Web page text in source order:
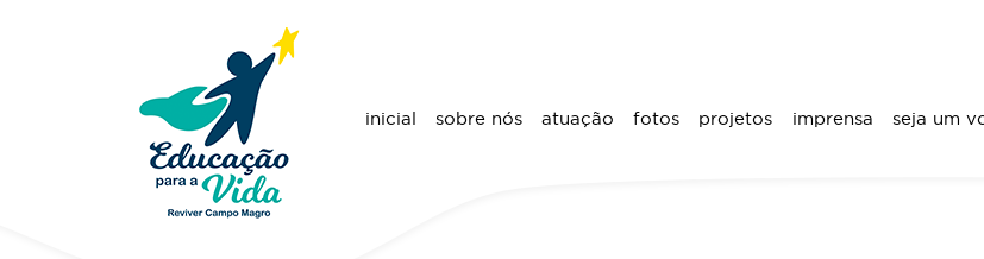
inicial sobre nós atuação fotos projetos imprensa seja um